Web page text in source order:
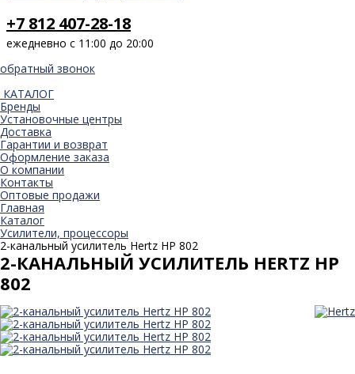
+7 812 407-28-18
ежедневно с 11:00 до 20:00
обратный звонок
КАТАЛОГ
Бренды
Установочные центры
Доставка
Гарантии и возврат
Оформление заказа
О компании
Контакты
Оптовые продажи
Главная
Каталог
Усилители, процессоры
2-канальный усилитель Hertz HP 802
2-КАНАЛЬНЫЙ УСИЛИТЕЛЬ HERTZ HP
802